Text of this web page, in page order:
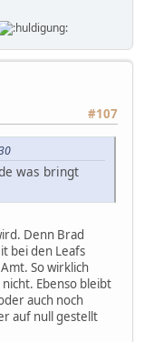
#107
was bringt
Denn Brad
bei den Leafs
So wirklich
Ebenso bleibt
auch noch
auf null gestellt